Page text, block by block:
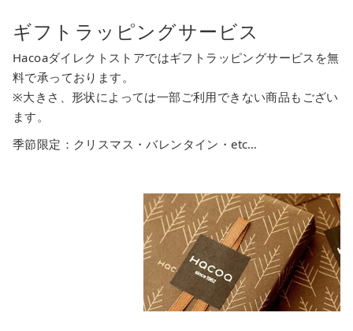
ギフトラッピングサービス
Hacoaダイレクトストアではギフトラッピングサービスを無
料で承っております。
※大きさ、形状によっては一部ご利用できない商品もござい
ます。
季節限定：クリスマス・バレンタイン・etc…